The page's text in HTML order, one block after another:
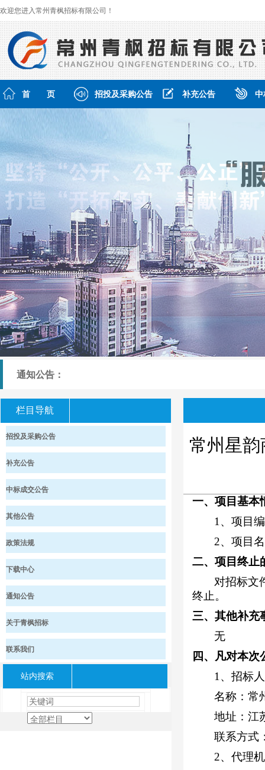
欢迎您进入常州青枫招标有限公司！
首 页 招投及采购公告 补充公告
通知公告：
栏目导航
招投及采购公告
补充公告
中标成交公告
其他公告
政策法规
下载中心
通知公告
关于青枫招标
联系我们
站内搜索
常州星
一、项目基本
1、项目
2、项目
二、项目终止
对招标文
终止。
三、其他补充
无
四、凡对本
1、招标
名称： 常
地址：江
联系方式
2、代理